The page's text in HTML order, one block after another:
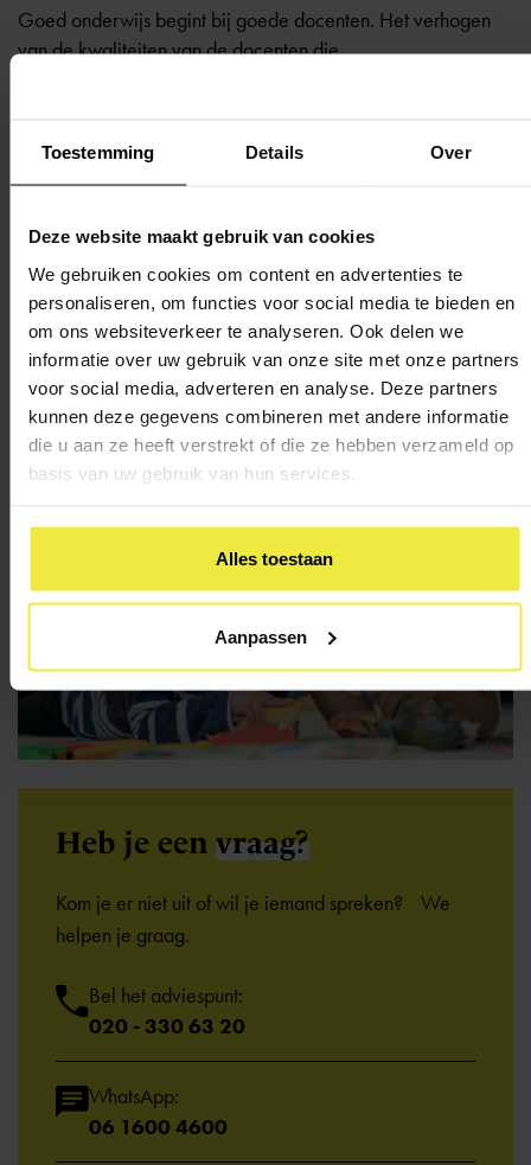
Toestemming Details Over
Deze website maakt gebruik van cookies
We gebruiken cookies om content en advertenties te
personaliseren, om functies voor social media te bieden en
om ons websiteverkeer te analyseren. Ook delen we
informatie over uw gebruik van onze site met onze partners
voor social media, adverteren en analyse. Deze partners
kunnen deze gegevens combineren met andere informatie
die u aan ze heeft verstrekt of die ze hebben verzameld op
basis van uw gebruik van hun services.
Alles toestaan
Aanpassen
Goed onderwijs begint bij goede docenten. Het verhogen
van de kwaliteiten van de docenten die
Expertisepunt Burgerschap
professionalisering van docenten.
Terug naar overzicht
Heb je een vraag?
Kom je er niet uit of wil je iemand spreken? We
helpen je graag.
Bel het adviespunt:
020 - 330 63 20
WhatsApp:
06 1600 4600